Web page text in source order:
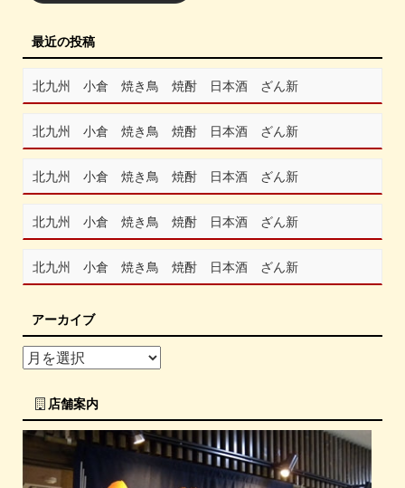
最近の投稿
北九州 小倉 焼き鳥 焼酎 日本酒 ざん新
北九州 小倉 焼き鳥 焼酎 日本酒 ざん新
北九州 小倉 焼き鳥 焼酎 日本酒 ざん新
北九州 小倉 焼き鳥 焼酎 日本酒 ざん新
北九州 小倉 焼き鳥 焼酎 日本酒 ざん新
アーカイブ
店舗案内